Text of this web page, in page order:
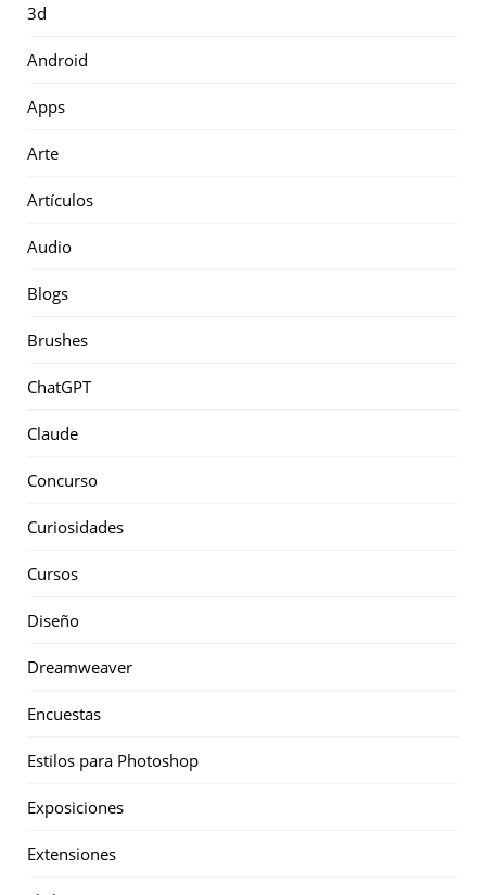
3d
Android
Apps
Arte
Artículos
Audio
Blogs
Brushes
ChatGPT
Claude
Concurso
Curiosidades
Cursos
Diseño
Dreamweaver
Encuestas
Estilos para Photoshop
Exposiciones
Extensiones